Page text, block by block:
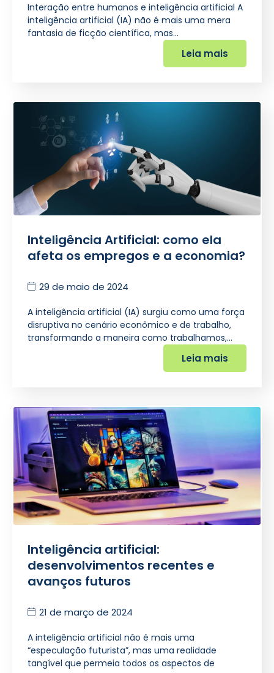
Interação entre humanos e inteligência artificial A
inteligência artificial (IA) não é mais uma mera
fantasia de ficção científica, mas…
Leia mais
Inteligência Artificial: como ela
afeta os empregos e a economia?
29 de maio de 2024
A inteligência artificial (IA) surgiu como uma força
disruptiva no cenário econômico e de trabalho,
transformando a maneira como trabalhamos,…
Leia mais
Inteligência artificial:
desenvolvimentos recentes e
avanços futuros
21 de março de 2024
A inteligência artificial não é mais uma
“especulação futurista”, mas uma realidade
tangível que permeia todos os aspectos de